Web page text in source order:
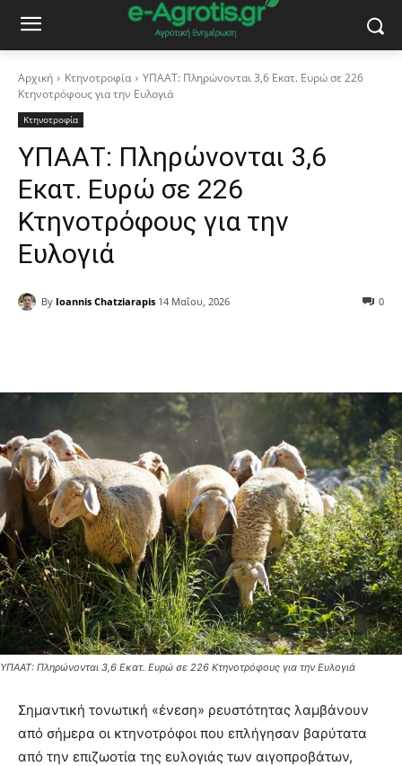
Αρχική Κτηνοτροφία
ΥΠΑΑΤ: Πληρώνονται 3,6 Εκατ. Ευρώ σε 226
Κτηνοτρόφους για την Ευλογιά
Κτηνοτροφία
ΥΠΑΑΤ: Πληρώνονται 3,6
Εκατ. Ευρώ σε 226
Κτηνοτρόφους για την
Ευλογιά
By Ioannis Chatziarapis 14 Μαΐου, 2026 0
ΥΠΑΑΤ: Πληρώνονται 3,6 Εκατ. Ευρώ σε 226 Κτηνοτρόφους για την Ευλογιά
Σημαντική τονωτική «ένεση» ρευστότητας λαμβάνουν
από σήμερα οι κτηνοτρόφοι που επλήγησαν βαρύτατα
από την επιζωοτία της ευλογιάς των αιγοπροβάτων,